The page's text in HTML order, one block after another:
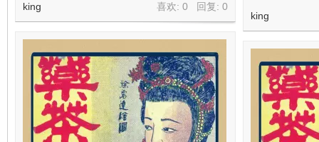
喜欢: 0 回复: 0
king
king